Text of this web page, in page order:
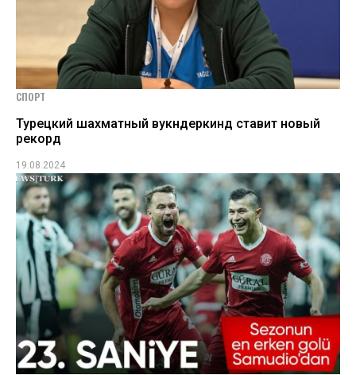
СПОРТ
Турецкий шахматный вукндеркинд ставит новый
рекорд
19.08.2024